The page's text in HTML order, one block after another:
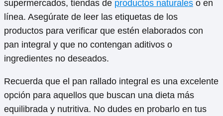
supermercados, tiendas de productos naturales o en
línea. Asegúrate de leer las etiquetas de los
productos para verificar que estén elaborados con
pan integral y que no contengan aditivos o
ingredientes no deseados.
Recuerda que el pan rallado integral es una excelente
opción para aquellos que buscan una dieta más
equilibrada y nutritiva. No dudes en probarlo en tus